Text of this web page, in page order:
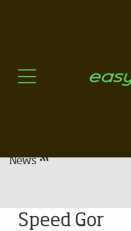
Nos critères de sélection
News
Speed Gor